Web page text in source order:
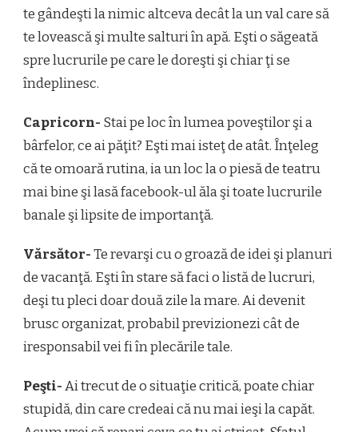
te gândeşti la nimic altceva decât la un val care să
te lovească şi multe salturi în apă. Eşti o săgeată
spre lucrurile pe care le doreşti şi chiar ţi se
îndeplinesc.
Capricorn- Stai pe loc în lumea poveştilor şi a
bârfelor, ce ai păţit? Eşti mai isteţ de atât. Înţeleg
că te omoară rutina, ia un loc la o piesă de teatru
mai bine şi lasă facebook-ul ăla şi toate lucrurile
banale şi lipsite de importanţă.
Vărsător-Te revarşi cu o groază de idei şi planuri
de vacanţă. Eşti în stare să faci o listă de lucruri,
deşi tu pleci doar două zile la mare. Ai devenit
brusc organizat, probabil previzionezi cât de
iresponsabil vei fi în plecările tale.
Peşti-Ai trecut de o situaţie critică, poate chiar
stupidă, din care credeai că nu mai ieşi la capăt.